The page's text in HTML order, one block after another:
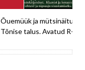
Õuemüük ja mütsinäitus
Tõnise talus. Avatud R-E